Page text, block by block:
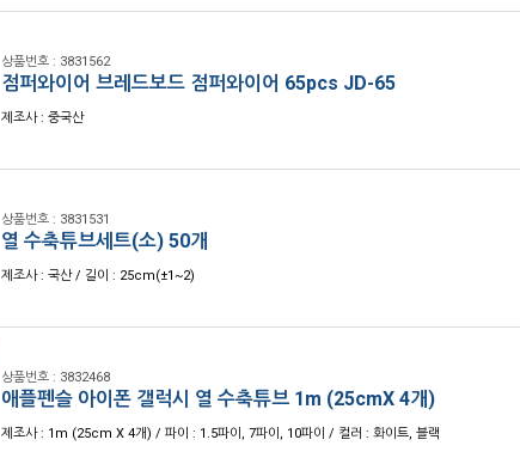
상품번호 : 3831562
점퍼와이어 브레드보드 점퍼와이어 65pcs JD-65
제조사 : 중국산
상품번호 : 3831531
열 수축튜브세트(소) 50개
제조사 : 국산 / 길이 : 25cm(±1~2)
상품번호 : 3832468
애플펜슬 아이폰 갤럭시 열 수축튜브 1m (25cmX 4개)
제조사 : 1m (25cm X 4개) / 파이 : 1.5파이, 7파이, 10파이 / 컬러 : 화이트, 블랙